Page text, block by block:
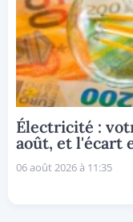
Électricité :
août, et l'écart
06 août 2026 à 11:35